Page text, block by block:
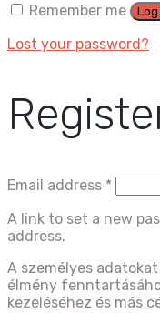
Remember me
Log
Lost your password?
Email address *
A link to set a new
address.
A személyes
élmény
kezeléséhez és más